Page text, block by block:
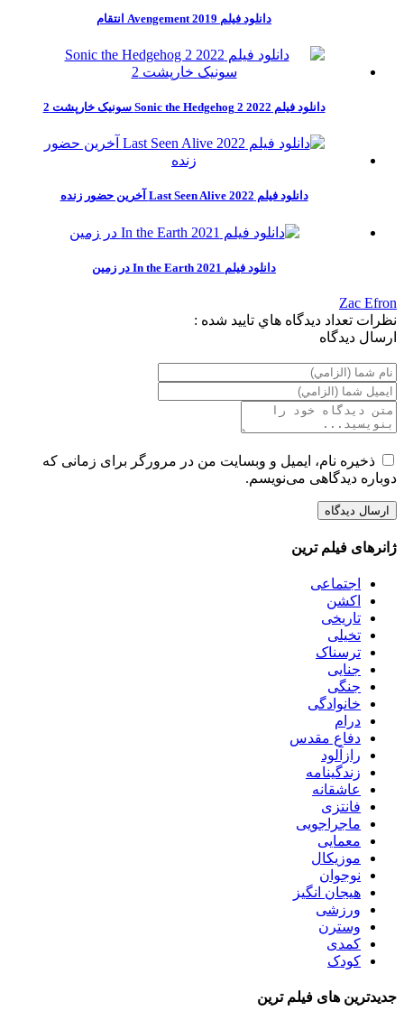
دانلود فیلم Avengement 2019 انتقام
دانلود فیلم Sonic the Hedgehog 2 2022 سونیک خارپشت 2
دانلود فیلم Last Seen Alive 2022 آخرین حضور زنده
دانلود فیلم In the Earth 2021 در زمین
Zac Efron
نظرات تعداد ديدگاه هاي تاييد شده :
ارسال ديدگاه
ذخیره نام، ایمیل و وبسایت من در مرورگر برای زمانی که
دوباره دیدگاهی می‌نویسم.
ژانرهای فیلم ترین
اجتماعی
اکشن
تاریخی
تخیلی
ترسناک
جنایی
جنگی
خانوادگی
درام
دفاع مقدس
رازآلود
زندگینامه
عاشقانه
فانتزی
ماجراجویی
معمایی
موزیکال
نوجوان
هیجان انگیز
ورزشی
وسترن
کمدی
کودک
جدیدترین های فیلم ترین